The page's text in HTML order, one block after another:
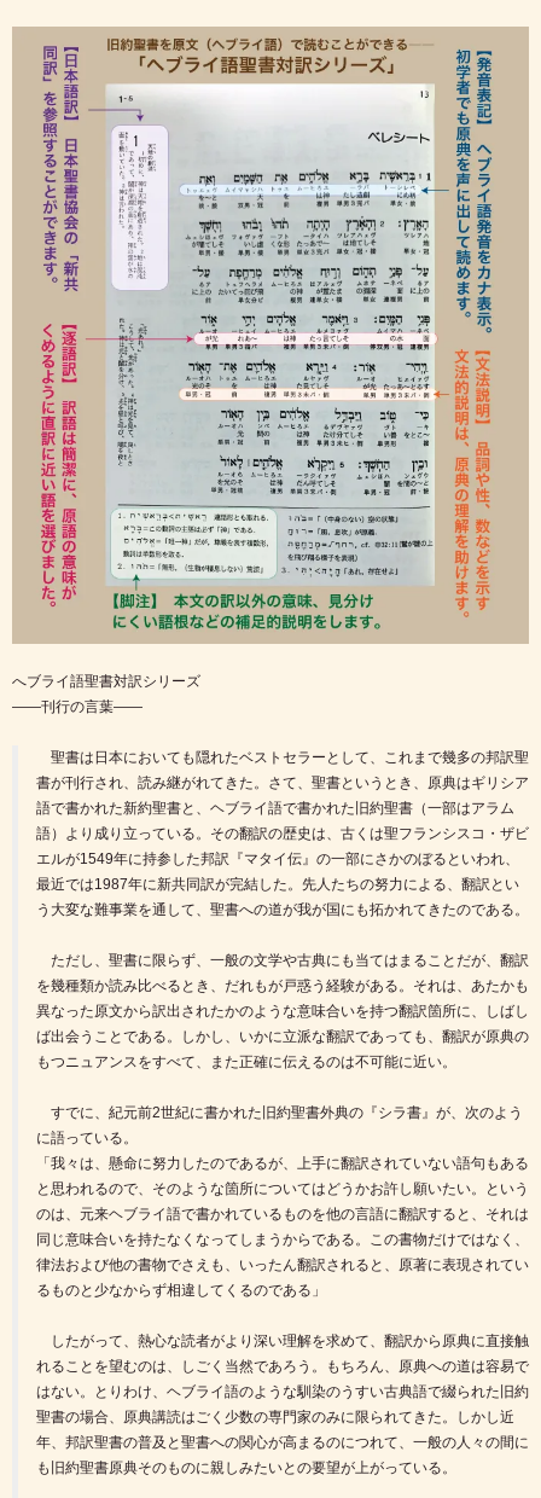
へブライ語聖書対訳シリーズ
――刊行の言葉――
聖書は日本においても隠れたベストセラーとして、これまで幾多の邦訳聖
書が刊行され、読み継がれてきた。さて、聖書というとき、原典はギリシア
語で書かれた新約聖書と、ヘブライ語で書かれた旧約聖書（一部はアラム
語）より成り立っている。その翻訳の歴史は、古くは聖フランシスコ・ザビ
エルが1549年に持参した邦訳『マタイ伝』の一部にさかのぼるといわれ、
最近では1987年に新共同訳が完結した。先人たちの努力による、翻訳とい
う大変な難事業を通して、聖書への道が我が国にも拓かれてきたのである。
ただし、聖書に限らず、一般の文学や古典にも当てはまることだが、翻訳
を幾種類か読み比べるとき、だれもが戸惑う経験がある。それは、あたかも
異なった原文から訳出されたかのような意味合いを持つ翻訳箇所に、しばし
ば出会うことである。しかし、いかに立派な翻訳であっても、翻訳が原典の
もつニュアンスをすべて、また正確に伝えるのは不可能に近い。
すでに、紀元前2世紀に書かれた旧約聖書外典の『シラ書』が、次のよう
に語っている。
「我々は、懸命に努力したのであるが、上手に翻訳されていない語句もある
と思われるので、そのような箇所についてはどうかお許し願いたい。という
のは、元来ヘブライ語で書かれているものを他の言語に翻訳すると、それは
同じ意味合いを持たなくなってしまうからである。この書物だけではなく、
律法および他の書物でさえも、いったん翻訳されると、原著に表現されてい
るものと少なからず相違してくるのである」
したがって、熱心な読者がより深い理解を求めて、翻訳から原典に直接触
れることを望むのは、しごく当然であろう。もちろん、原典への道は容易で
はない。とりわけ、ヘブライ語のような馴染のうすい古典語で綴られた旧約
聖書の場合、原典講読はごく少数の専門家のみに限られてきた。しかし近
年、邦訳聖書の普及と聖書への関心が高まるのにつれて、一般の人々の間に
も旧約聖書原典そのものに親しみたいとの要望が上がっている。